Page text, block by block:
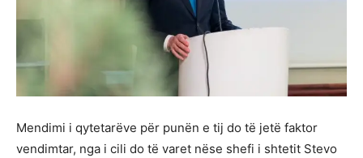
Mendimi i qytetarëve për punën e tij do të jetë faktor
vendimtar, nga i cili do të varet nëse shefi i shtetit Stevo